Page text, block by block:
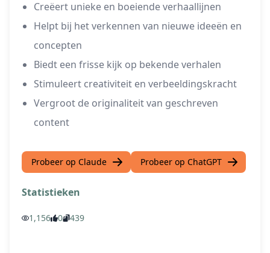
Creëert unieke en boeiende verhaallijnen
Helpt bij het verkennen van nieuwe ideeën en
concepten
Biedt een frisse kijk op bekende verhalen
Stimuleert creativiteit en verbeeldingskracht
Vergroot de originaliteit van geschreven
content
Probeer op Claude Probeer op ChatGPT
Statistieken
1,156 0 439